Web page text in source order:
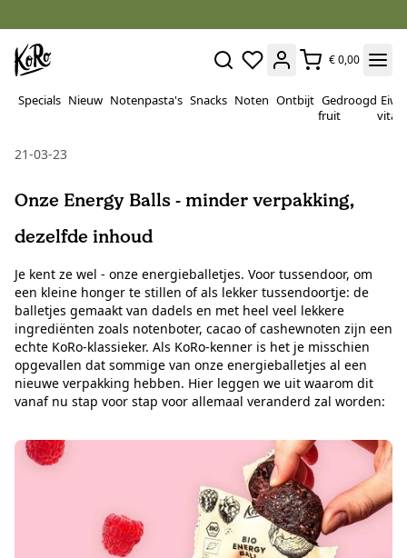
€ 0,00
Specials Nieuw Notenpasta's Snacks Noten Ontbijt Gedroogd
fruit
21-03-23
Onze Energy Balls - minder verpakking,
dezelfde inhoud
Je kent ze wel - onze energieballetjes. Voor tussendoor, om
een kleine honger te stillen of als lekker tussendoortje: de
balletjes gemaakt van dadels en met heel veel lekkere
ingrediënten zoals notenboter, cacao of cashewnoten zijn een
echte KoRo-klassieker. Als KoRo-kenner is het je misschien
opgevallen dat sommige van onze energieballetjes al een
nieuwe verpakking hebben. Hier leggen we uit waarom dit
vanaf nu stap voor stap voor allemaal veranderd zal worden: